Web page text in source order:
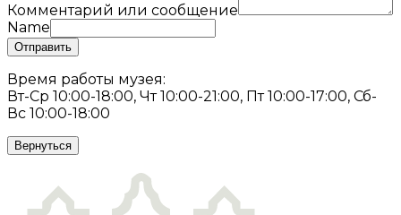
Комментарий или сообщение
Name
Отправить
Время работы музея:
Вт-Ср 10:00-18:00, Чт 10:00-21:00, Пт 10:00-17:00, Сб-
Вс 10:00-18:00
Вернуться